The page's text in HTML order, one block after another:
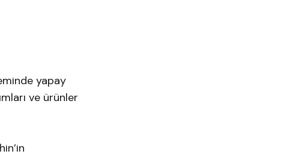
yapay
ve ürünler